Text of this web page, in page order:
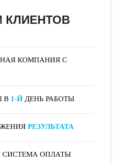
КЛИЕНТОВ
КОМПАНИЯ С
В 1-Й ДЕНЬ РАБОТЫ
РЕЗУЛЬТАТА
СИСТЕМА ОПЛАТЫ